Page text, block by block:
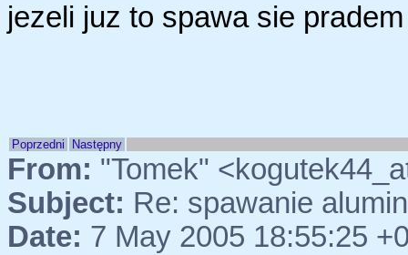
jezeli juz to spawa sie
Poprzedni Następny
From: "Tomek"
Subject: Re: spawanie
Date: 7 May 2005 18:55:25